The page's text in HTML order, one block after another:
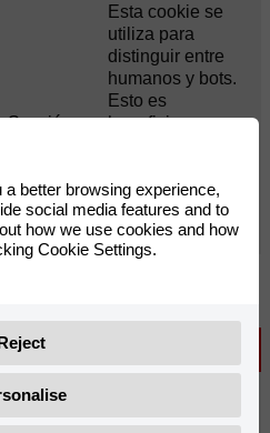
Sessión
Esta cookie se
utiliza para
distinguir entre
humanos y bots.
Esto es
beneficioso para
informes válidos
sobre el uso de su
web.
Duración
guarda la
better browsing experience,
social media features and to
how we use cookies and how
Cookie Settings.
Reject